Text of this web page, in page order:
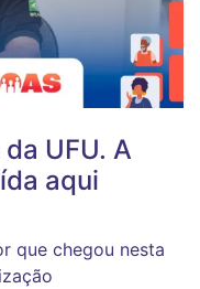
UFU. A
aqui
que chegou nesta